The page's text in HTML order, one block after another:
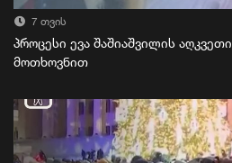
7 თვის
პროცესი ევა შაშიაშვილის
მოთხოვნით